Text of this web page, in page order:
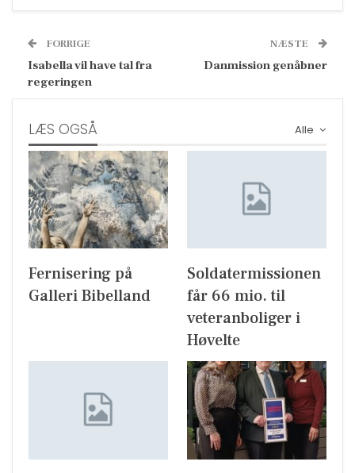
FORRIGE
Isabella vil have tal fra
regeringen
NÆSTE
Danmission genåbner
Alle
LÆS OGSÅ
Fernisering på
Galleri Bibelland
Soldatermissionen
får 66 mio. til
veteranboliger i
Høvelte